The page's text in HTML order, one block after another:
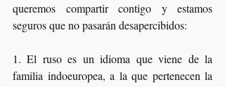
queremos compartir contigo y estamos
seguros que no pasarán desapercibidos:
1. El ruso es un idioma que viene de la
familia indoeuropea, a la que pertenecen la